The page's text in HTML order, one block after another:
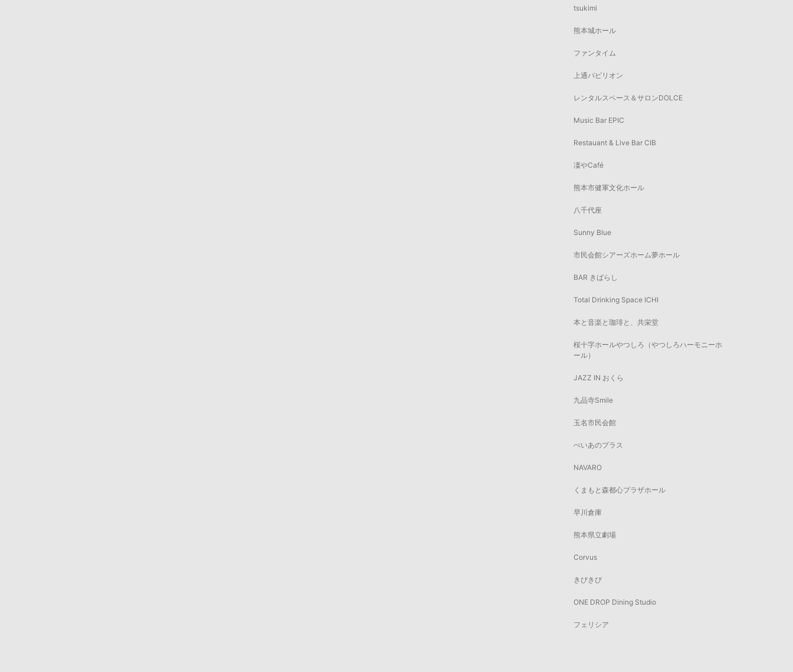
tsukimi
熊本城ホール
ファンタイム
上通パビリオン
レンタルスペース＆サロンDOLCE
Music Bar EPIC
Restauant & Live Bar CIB
凜やCafé
熊本市健軍文化ホール
八千代座
Sunny Blue
市民会館シアーズホーム夢ホール
BAR きばらし
Total Drinking Space ICHI
本と音楽と珈琲と、共栄堂
桜十字ホールやつしろ（やつしろハーモニーホ
ール）
JAZZ IN おくら
九品寺Smile
玉名市民会館
ぺいあのプラス
NAVARO
くまもと森都心プラザホール
早川倉庫
熊本県立劇場
Corvus
きびきび
ONE DROP Dining Studio
フェリシア